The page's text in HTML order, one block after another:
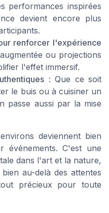
performances inspirées
devient encore plus
renforcer l'expérience
ou projections
l'effet immersif.
: Que ce soit
le buis ou à cuisiner un
passe aussi par la mise
deviennent bien
événements. C'est une
dans l'art et la nature,
au-delà des attentes
précieux pour toute